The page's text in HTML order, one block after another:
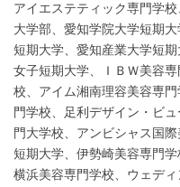
アイエステティック専門学
大学部、愛知学院大学短期
短期大学、愛知産業大学短
女子短期大学、ＩＢＷ美容
校、アイム湘南理容美容専
門学校、足利デザイン・ビ
門大学校、アンビシャス国
短期大学、伊勢崎美容専門
横浜美容専門学校、ウェデ